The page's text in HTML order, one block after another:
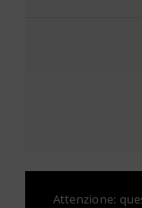
Attenzione: